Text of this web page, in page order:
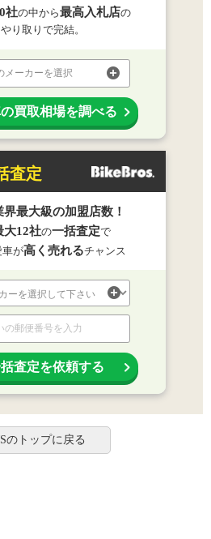
社の中から最高入札店の
り取りで完結。
メーカーを選択
買取相場を調べる
査定
界最大級の加盟店数！
大12社の一括査定で
車が高く売れるチャンス
査定を依頼する
のトップに戻る